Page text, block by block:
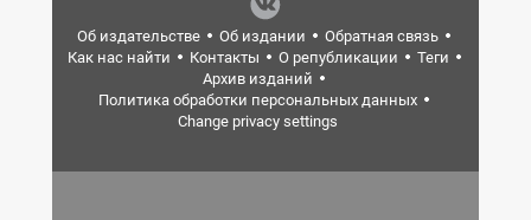
Об издательстве Об издании
Обратная связь
Как нас найти
Контакты О републикации
Теги
Архив изданий
Политика обработки персональных данных
Change privacy settings